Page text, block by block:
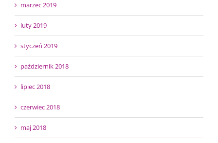
marzec 2019
luty 2019
styczeń 2019
październik 2018
lipiec 2018
czerwiec 2018
maj 2018